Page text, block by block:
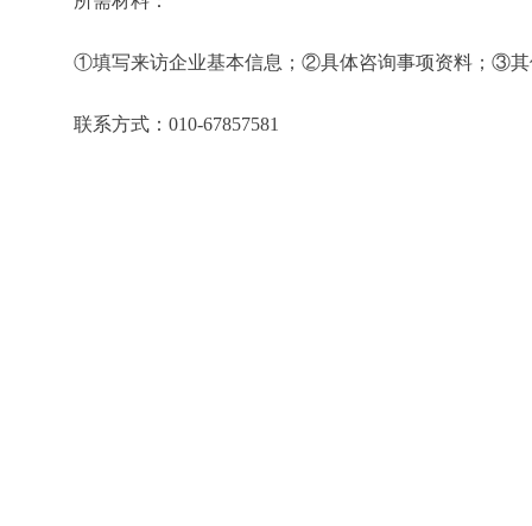
①填写来访企业基本信息；②具体咨询事项资料；③其
联系方式：010-67857581